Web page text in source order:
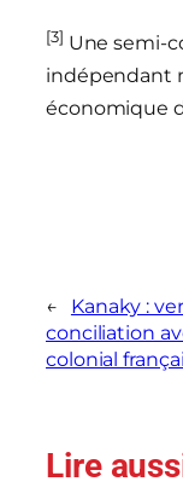
[3] Une semi-
indépendant
économique
←
Kanaky :
conciliation
colonial
Lire